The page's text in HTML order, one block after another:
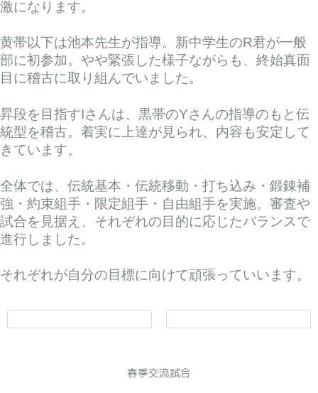
激になります。
黄帯以下は池本先生が指導。新中学生のR君が一般
部に初参加。やや緊張した様子ながらも、終始真面
目に稽古に取り組んでいました。
昇段を目指すIさんは、黒帯のYさんの指導のもと伝
統型を稽古。着実に上達が見られ、内容も安定して
きています。
全体では、伝統基本・伝統移動・打ち込み・鍛錬補
強・約束組手・限定組手・自由組手を実施。審査や
試合を見据え、それぞれの目的に応じたバランスで
進行しました。
それぞれが自分の目標に向けて頑張っていいます。
春季交流試合